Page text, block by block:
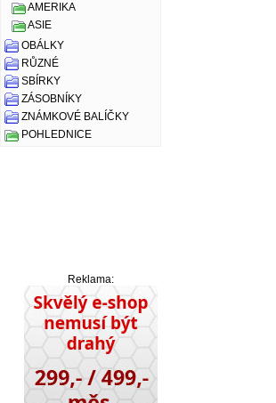
AMERIKA
ASIE
OBÁLKY
RŮZNÉ
SBÍRKY
ZÁSOBNÍKY
ZNÁMKOVÉ BALÍČKY
POHLEDNICE
Reklama: